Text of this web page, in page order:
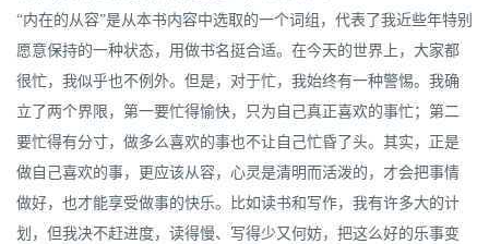
“内在的从容”是从本书内容中选取的一个词组，代表了我近些年特别
愿意保持的一种状态，用做书名挺合适。在今天的世界上，大家都
很忙，我似乎也不例外。但是，对于忙，我始终有一种警惕。我确
立了两个界限，第一要忙得愉快，只为自己真正喜欢的事忙；第二
要忙得有分寸，做多么喜欢的事也不让自己忙昏了头。其实，正是
做自己喜欢的事，更应该从容，心灵是清明而活泼的，才会把事情
做好，也才能享受做事的快乐。比如读书和写作，我有许多大的计
划，但我决不赶进度，读得慢、写得少又何妨，把这么好的乐事变